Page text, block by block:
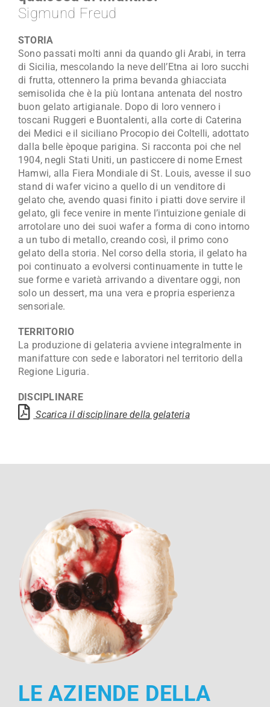
Maestro Artigiano
Modulistica
Contatti
Sigmund Freud
STORIA
Sono passati molti anni da quando gli Arabi, in terra
di Sicilia, mescolando la neve dell’Etna ai loro succhi
di frutta, ottennero la prima bevanda ghiacciata
semisolida che è la più lontana antenata del nostro
buon gelato artigianale. Dopo di loro vennero i
toscani Ruggeri e Buontalenti, alla corte di Caterina
dei Medici e il siciliano Procopio dei Coltelli, adottato
dalla belle èpoque parigina. Si racconta poi che nel
1904, negli Stati Uniti, un pasticcere di nome Ernest
Hamwi, alla Fiera Mondiale di St. Louis, avesse il suo
stand di wafer vicino a quello di un venditore di
gelato che, avendo quasi finito i piatti dove servire il
gelato, gli fece venire in mente l’intuizione geniale di
arrotolare uno dei suoi wafer a forma di cono intorno
a un tubo di metallo, creando così, il primo cono
gelato della storia. Nel corso della storia, il gelato ha
poi continuato a evolversi continuamente in tutte le
sue forme e varietà arrivando a diventare oggi, non
solo un dessert, ma una vera e propria esperienza
sensoriale.
TERRITORIO
La produzione di gelateria avviene integralmente in
manifatture con sede e laboratori nel territorio della
Regione Liguria.
DISCIPLINARE
Scarica il disciplinare della gelateria
LE AZIENDE DELLA